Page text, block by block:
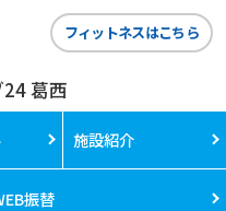
葛西
フィットネスはこちら
施設紹介
振替